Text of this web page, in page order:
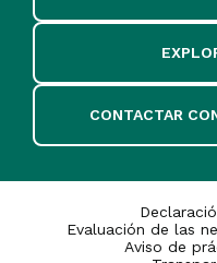
CONTACTAR
Evaluación de las
Aviso de